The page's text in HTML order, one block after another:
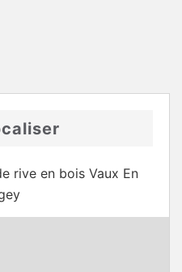
rive en bois Vaux En